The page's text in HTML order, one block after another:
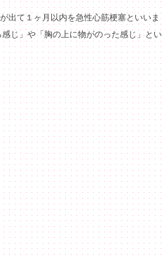
出て１ヶ月以内を急性心筋梗塞といいま
じ」や「胸の上に物がのった感じ」とい